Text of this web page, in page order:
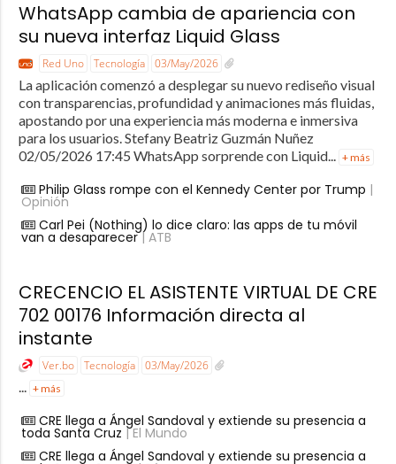
WhatsApp cambia de apariencia con
su nueva interfaz Liquid Glass
Red Uno Tecnología 03/May/2026
La aplicación comenzó a desplegar su nuevo rediseño visual
con transparencias, profundidad y animaciones más fluidas,
apostando por una experiencia más moderna e inmersiva
para los usuarios. Stefany Beatriz Guzmán Nuñez
02/05/2026 17:45 WhatsApp sorprende con Liquid... + más
Philip Glass rompe con el Kennedy Center por Trump |
Opinión
Carl Pei (Nothing) lo dice claro: las apps de tu móvil
van a desaparecer| ATB
CRECENCIO EL ASISTENTE VIRTUAL DE CRE
702 00176 Información directa al
instante
Ver.bo Tecnología 03/May/2026
... + más
CRE llega a Ángel Sandoval y extiende su presencia a
toda Santa Cruz | El Mundo
CRE llega a Ángel Sandoval y extiende su presencia a